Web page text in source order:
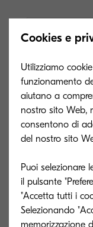
Opzioni
AK-740
Tipo generale
Capacità
Dimensioni (L
x A)
Formato carta
Cookies e
Utilizziamo
funzionamento
aiutano a
nostro sito Web,
consentono di
del nostro sito
Puoi selezionare
il pulsante
"Accetta tutti i
Selezionando
memorizzazione